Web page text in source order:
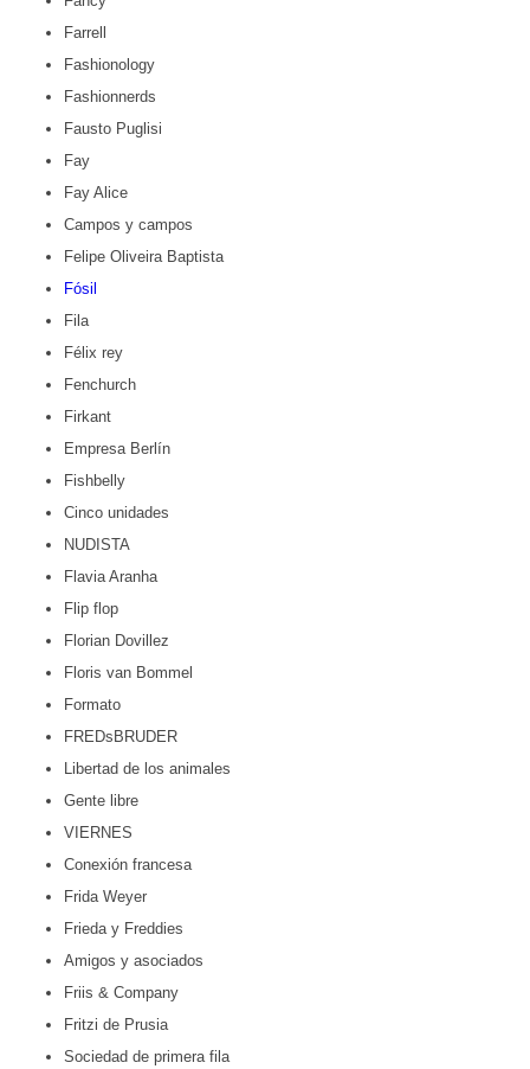
Farrell
Fashionology
Fashionnerds
Fausto Puglisi
Fay
Fay Alice
Campos y campos
Felipe Oliveira Baptista
Fósil
Fila
Félix rey
Fenchurch
Firkant
Empresa Berlín
Fishbelly
Cinco unidades
NUDISTA
Flavia Aranha
Flip flop
Florian Dovillez
Floris van Bommel
Formato
FREDsBRUDER
Libertad de los animales
Gente libre
VIERNES
Conexión francesa
Frida Weyer
Frieda y Freddies
Amigos y asociados
Friis & Company
Fritzi de Prusia
Sociedad de primera fila